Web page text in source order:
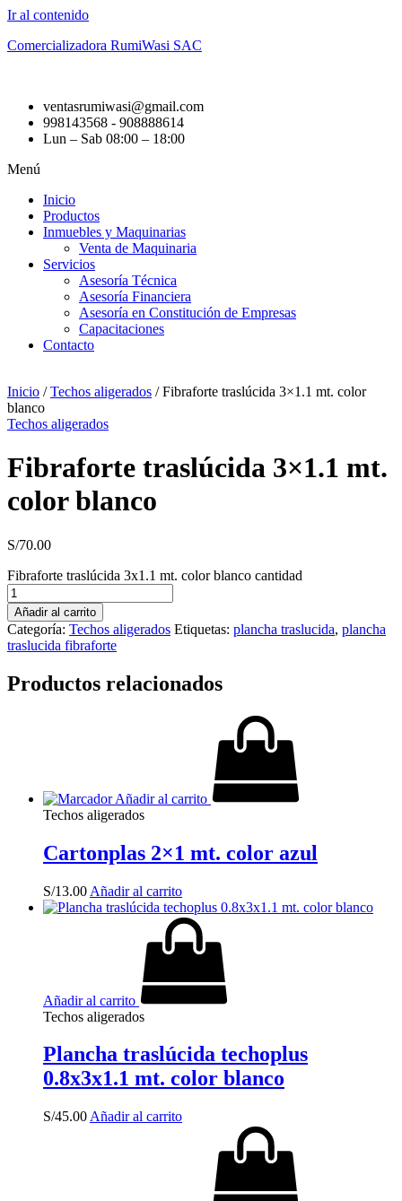
Ir al contenido
Comercializadora RumiWasi SAC
ventasrumiwasi@gmail.com
998143568 - 908888614
Lun – Sab 08:00 – 18:00
Menú
Inicio
Productos
Inmuebles y Maquinarias
Venta de Maquinaria
Servicios
Asesoría Técnica
Asesoría Financiera
Asesoría en Constitución de Empresas
Capacitaciones
Contacto
Inicio /Techos aligerados / Fibraforte traslúcida 3×1.1 mt. color
blanco
Techos aligerados
Fibraforte traslúcida 3×1.1 mt.
color blanco
S/70.00
Fibraforte traslúcida 3x1.1 mt. color blanco cantidad
Añadir al carrito
Categoría: Techos aligerados Etiquetas: plancha traslucida, plancha
traslucida fibraforte
Productos relacionados
Añadir al carrito
Techos aligerados
Cartonplas 2×1 mt. color azul
S/13.00 Añadir al carrito
Añadir al carrito
Techos aligerados
Plancha traslúcida techoplus
0.8x3x1.1 mt. color blanco
S/45.00 Añadir al carrito